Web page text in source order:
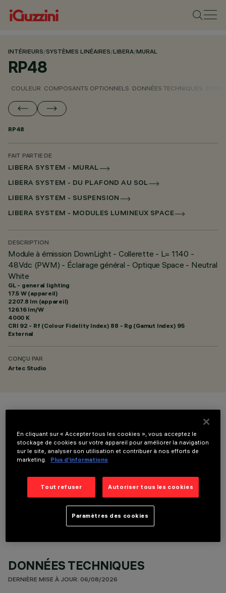
INTÉRIEURS/SYSTÈMES LINÉAIRES/LIBERA/MURAL
RP48
COULEUR COMPOSANTS OPTIONNELS DONNÉES TECHNIQUES
RP48
FAIT PARTIE DE
LIBERA SYSTEM - MURAL
LIBERA SYSTEM - DU PLAFOND AU SOL
LIBERA SYSTEM - SUSPENSION
LIBERA SYSTEM - MODULES LUMINEUX SPACE
DESCRIPTION
Module à émission DownLight - Collerette - L= 1140 -
48Vdc (PWM) - Éclairage général - Optique Space - Neutral
White
GL - general lighting
17.5 W (appareil)
2207.8 lm (appareil)
126.16 lm/W
4000 K
CRI 92 - Rf (Colour Fidelity Index) 88 - Rg (Gamut Index) 95
External
CONÇU PAR
Artec Studio
COMPOSANTS OPTIONNELS
DONNÉES TECHNIQUES
DERNIÈRE MISE À JOUR: 06/08/2026
En cliquant sur « Accepter tous les cookies », vous acceptez le
stockage de cookies sur votre appareil pour améliorer la navigation
sur le site, analyser son utilisation et contribuer à nos efforts de
marketing.
Plus d’informations
Tout refuser Autoriser tous les cookies
Paramètres des cookies